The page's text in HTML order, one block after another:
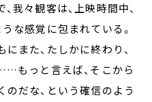
我々観客は、上映時間中、
な感覚に包まれている。
また、たしかに終わり、
もっと言えば、そこから
のだな、という確信のよう